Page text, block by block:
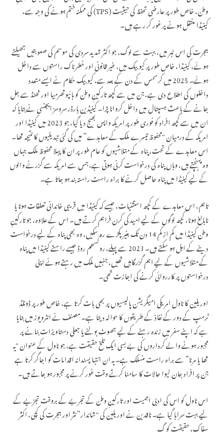
وطن، خاص طور پر عارضی تحفظ کی حیثیت (TPS) کی ممکنہ ختم ہونے کی وجہ سے،
کینیڈا منتقل ہونے پر غور کر رہے ہیں۔
ہجرت کی اس لہر میں، بہت سے لوگ، جو اکثر شدید سردی کی موسم کی صعوبتیں جھیلتے
ہوئے، کینیڈا، خاص طور پر کیوبیک میں، غیر قانونی اور خطرناک راستوں سے داخل
ہوئے۔ 2025 میں کرسمس کے دن کے بعد سے، کیوبیک حکام نے ایسے متعدد
داخلوں کی اطلاع دی ہے، جن میں سے کچھ تارکینِ وطن کو ہائپوتھرمیا اور ٹھنڈ سے جل
جانے کے باعث ہسپتال میں داخل کروانا پڑا۔ کینیڈین بارڈر سروسز ایجنسی نے بتایا کہ
ان میں سے کچھ افراد کو فوری طور پر امریکہ واپس بھیج دیا گیا، جو 2023 میں کینیڈا اور
امریکہ کے درمیان "محفوظ تیسرے ملک کے معاہدے” میں کی گئی تبدیلیوں کا نتیجہ تھا۔
اس معاہدے کے تحت، پناہ کے متلاشیوں کو عام طور پر ان کا پہلا محفوظ ملک جہاں
وہ پہنچتے ہیں، وہاں پناہ کی درخواست کرنی ہوتی ہے، جس سے امریکہ سے گزرنے والوں
کے لیے کینیڈا میں پناہ حاصل کرنے کا براہ راست راستہ بند ہو جاتا ہے۔
تاہم، اس معاہدے کے کچھ استثنیات، جیسے کہ کینیڈا میں قریبی خاندانی تعلقات ہونا یا
نابالغ ہونا، کچھ لوگوں کے لیے امید کی کرن فراہم کرتے ہیں۔ اس کے علاوہ، جو تارکینِ
وطن کینیڈا میں کم از کم 14 دن تک بغیر پکڑے رہ سکیں، وہ بھی پناہ کے لیے درخواست
دینے کے اہل ہو سکتے ہیں۔ 2023 سے پہلے، روکسھم روڈ جیسے راستے کینیڈا میں پناہ
کے متلاشیوں کے لیے اہم گزرگاہیں تھیں، جنہیں ملک میں رہتے ہوئے اپنی
درخواستوں پر کارروائی کرنے کی اجازت تھی۔
اوریلین کا ناول امریکی امیگریشن پالیسیوں پر بھی بات کرتا ہے، خاص طور پر ڈونلڈ
ٹرمپ کے دور کے نفاذ کے طریقوں کا حوالہ دیتا ہے۔ مصنف نے انٹرویوز میں بتایا
ہے کہ اپنے سفر میں زندہ رہنے کے لیے جھوٹ بولنے یا جعلی دستاویزات بنانے پر
مجبور ہونے والے کرداروں کی بے بسی ایک تلخ حقیقت ہے، جو ناول کے عنوان "یہ
تھا یا مرنا” سے براہ راست منسلک ہے۔ یہ ان انتہا پسندانہ اقدامات کو اجاگر کرتا ہے
جن پر افراد جان لیوا حالات کا سامنا کرتے وقت غور کرنے پر مجبور ہو جاتے ہیں۔
اس ناول کو اس کی ادبی اہمیت اور تارکینِ وطن کے تجربے کے بروقت تجزیے کے
لیے بہت سراہا گیا ہے۔ ناقدین نے اوریلین کی "شاندار” نثر اور ہجرت کی کچی، اکثر
سفاک، حقیقت کو گ